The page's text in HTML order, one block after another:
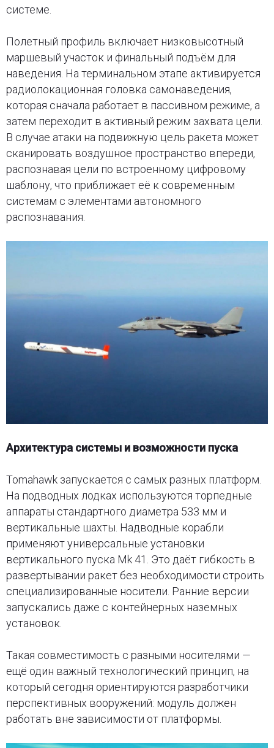
системе.
Полетный профиль включает низковысотный
маршевый участок и финальный подъём для
наведения. На терминальном этапе активируется
радиолокационная головка самонаведения,
которая сначала работает в пассивном режиме, а
затем переходит в активный режим захвата цели.
В случае атаки на подвижную цель ракета может
сканировать воздушное пространство впереди,
распознавая цели по встроенному цифровому
шаблону, что приближает её к современным
системам с элементами автономного
распознавания.
Архитектура системы и возможности пуска
Tomahawk запускается с самых разных платформ.
На подводных лодках используются торпедные
аппараты стандартного диаметра 533 мм и
вертикальные шахты. Надводные корабли
применяют универсальные установки
вертикального пуска Mk 41. Это даёт гибкость в
развертывании ракет без необходимости строить
специализированные носители. Ранние версии
запускались даже с контейнерных наземных
установок.
Такая совместимость с разными носителями —
ещё один важный технологический принцип, на
который сегодня ориентируются разработчики
перспективных вооружений: модуль должен
работать вне зависимости от платформы.